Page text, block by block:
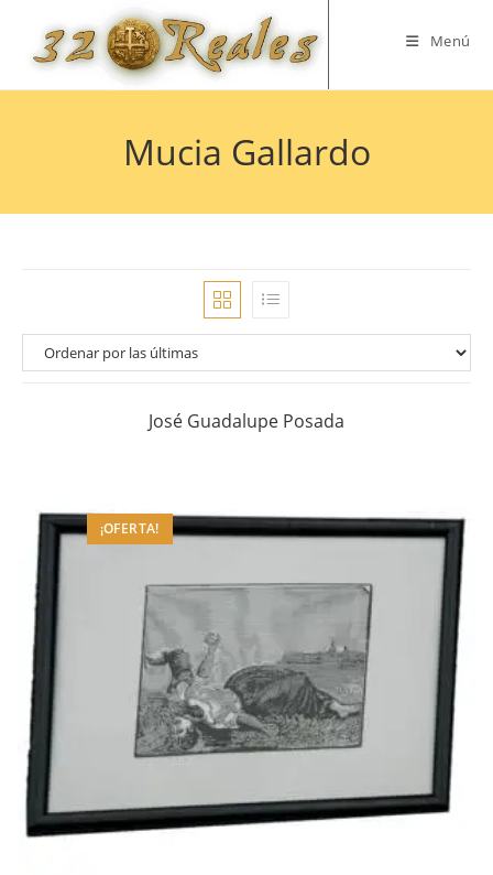
contenido
Menú
Mucia Gallardo
José Guadalupe Posada
¡OFERTA!